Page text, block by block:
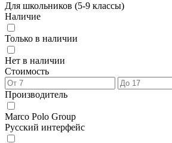
Для школьников (5-9 классы)
Наличие
Только в наличии
Нет в наличии
Стоимость
Производитель
Marco Polo Group
Русский интерфейс